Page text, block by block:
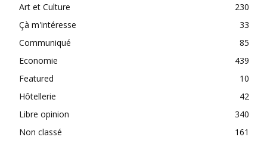
Art et Culture
230
Çà m'intéresse
33
Communiqué
85
Economie
439
Featured
10
Hôtellerie
42
Libre opinion
340
Non classé
161